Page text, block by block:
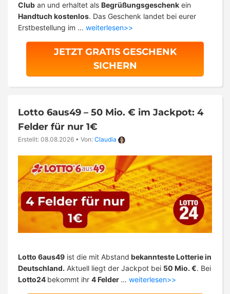
Club an und erhaltet als Begrüßungsgeschenk ein
Handtuch kostenlos. Das Geschenk landet bei eurer
Erstbestellung im … weiterlesen>>
JETZT GRATIS GESCHENK
SICHERN
Lotto 6aus49 – 50 Mio. € im Jackpot: 4
Felder für nur 1€
Erstellt: 08.08.2026 • Von: Claudia
Lotto 6aus49 ist die mit Abstand bekannteste Lotterie in
Deutschland. Aktuell liegt der Jackpot bei 50 Mio. €. Bei
Lotto24 bekommt ihr 4 Felder … weiterlesen>>